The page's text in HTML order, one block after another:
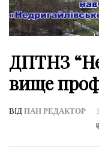
ДПТНЗ
вище
ВІД ПАН РЕДАКТОР